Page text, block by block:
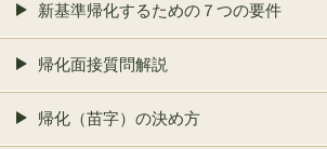
新基準帰化するための７つの要件
帰化面接質問解説
帰化（苗字）の決め方